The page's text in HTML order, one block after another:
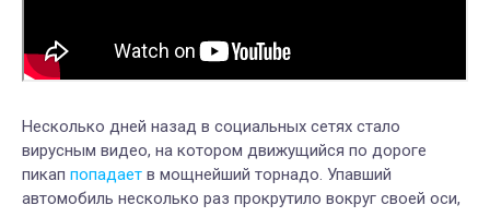
Несколько дней назад в социальных сетях стало
вирусным видео, на котором движущийся по дороге
пикап попадает в мощнейший торнадо. Упавший
автомобиль несколько раз прокрутило вокруг своей оси,